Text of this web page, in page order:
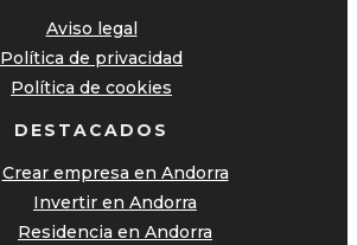
Aviso legal
Política de privacidad
Política de cookies
DESTACADOS
Crear empresa en Andorra
Invertir en Andorra
Residencia en Andorra